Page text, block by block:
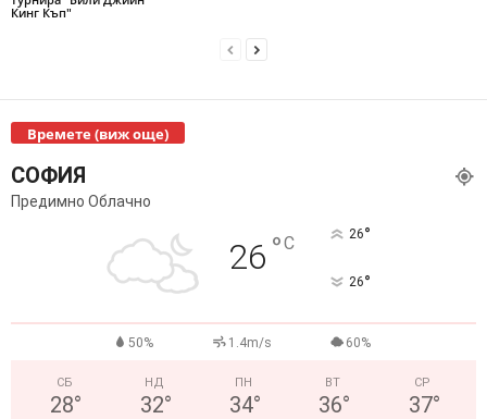
Кинг Къп"
Времете (виж още)
СОФИЯ
Предимно Облачно
26 °C 26°
26°
50% 1.4m/s 60%
СБ
28°
НД
32°
ПН
34°
ВТ
36°
СР
37°